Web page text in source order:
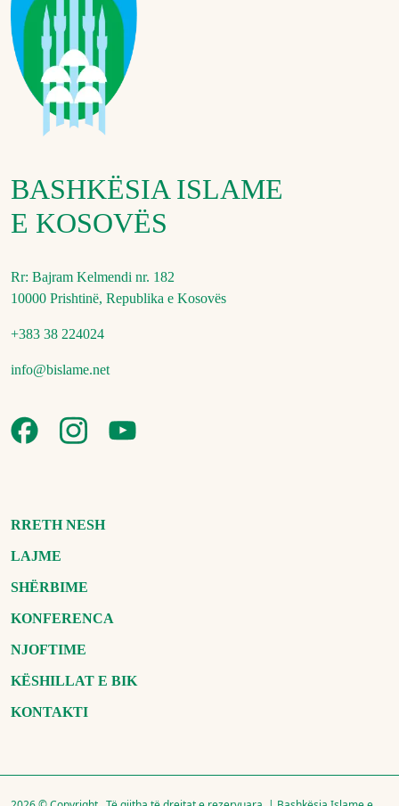
BASHKËSIA ISLAME
E KOSOVËS
Rr: Bajram Kelmendi nr. 182
10000 Prishtinë, Republika e Kosovës
+383 38 224024
info@bislame.net
RRETH NESH
LAJME
SHËRBIME
KONFERENCA
NJOFTIME
KËSHILLAT E BIK
KONTAKTI